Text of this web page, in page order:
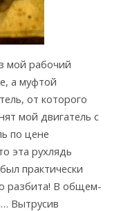
мой рабочий
а муфтой
от которого
мой двигатель с
по цене
эта рухлядь
практически
разбита! В общем-
Вытрусив